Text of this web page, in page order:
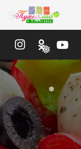
❅
❅
❅